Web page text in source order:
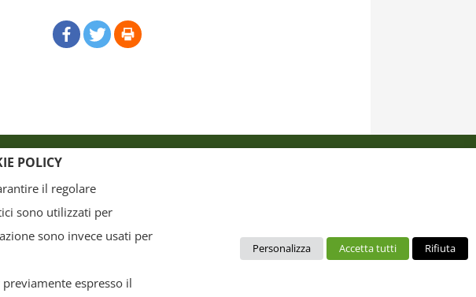
Agrumi di Sicilia" e tutelati dal diritto d’autore. È pertanto vietato copiarli, pubblicarli,
per il download, sono da intendere esclusivamente per uso personale. Possono essere
(testi, immagini, grafica, layout), mantenendo chiaramente "Distretto Produttivo Agrumi
POLICY
il regolare
sono utilizzati per
sono invece usati per
espresso il
Personalizza Accetta tutti Rifiuta